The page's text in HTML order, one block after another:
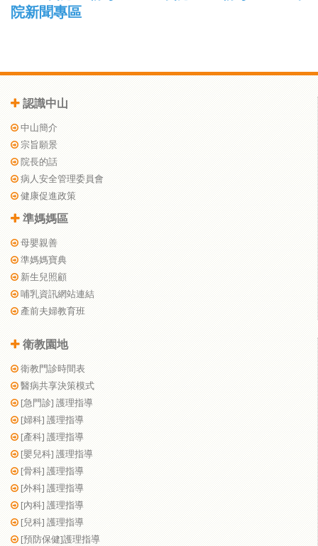
院新聞專區
認識中山
中山簡介
宗旨願景
院長的話
病人安全管理委員會
健康促進政策
準媽媽區
母嬰親善
準媽媽寶典
新生兒照顧
哺乳資訊網站連結
產前夫婦教育班
衛教園地
衛教門診時間表
醫病共享決策模式
[急門診] 護理指導
[婦科] 護理指導
[產科] 護理指導
[嬰兒科] 護理指導
[骨科] 護理指導
[外科] 護理指導
[內科] 護理指導
[兒科] 護理指導
[預防保健]護理指導